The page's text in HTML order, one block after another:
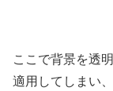
ここで背景を透
適用してしまい